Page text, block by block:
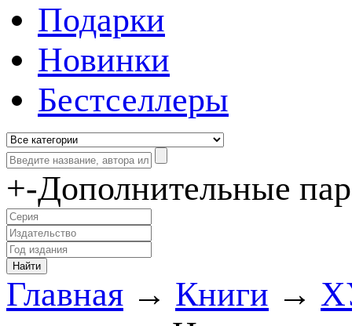
Подарки
Новинки
Бестселлеры
+-Дополнительные
Главная → Книги →